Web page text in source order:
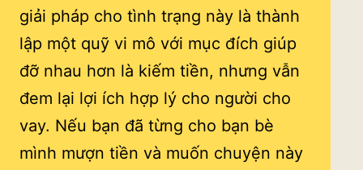
giải pháp cho tình trạng này là thành
lập một quỹ vi mô với mục đích giúp
đỡ nhau hơn là kiếm tiền, nhưng vẫn
đem lại lợi ích hợp lý cho người cho
vay. Nếu bạn đã từng cho bạn bè
mình mượn tiền và muốn chuyện này